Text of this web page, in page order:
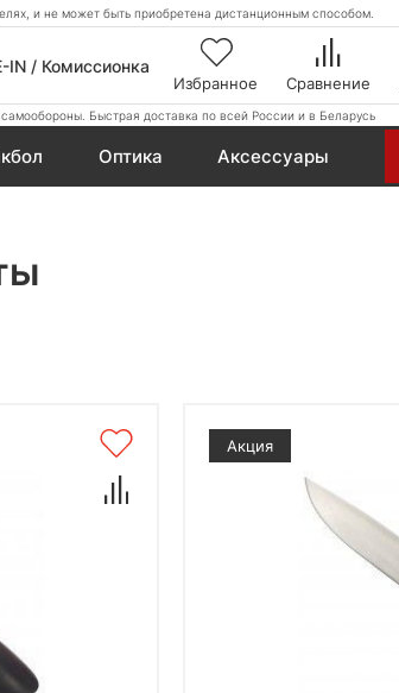
и не может быть приобретена дистанционным способом.
IN / Комиссионка
Избранное Сравнение
Быстрая доставка по всей России и в Беларусь
Оптика Аксессуары
Акция